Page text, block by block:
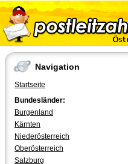
Navigation
Startseite
Bundesländer:
Burgenland
Kärnten
Niederösterreich
Oberösterreich
Salzburg